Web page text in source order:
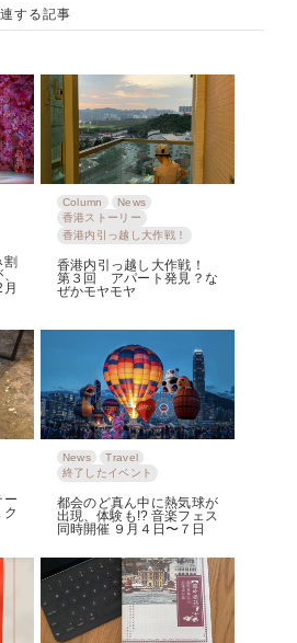
する記事
Column
News
香港ストーリー
香港内引っ越し大作戦！
香港内引っ越し大作戦！
第３回 アパート発見？な
ぜかモヤモヤ
ー
News
Travel
終了したイベント
都会のど真ん中に熱気球が
出現、体験も!? 音楽フェス
同時開催 ９月４日〜７日